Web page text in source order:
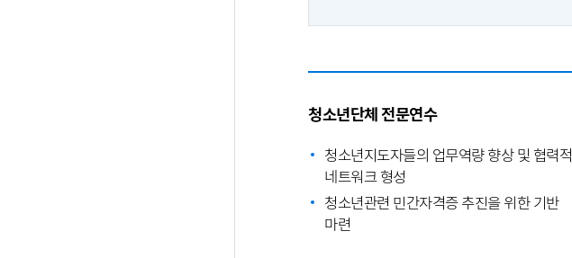
청소년단체 전문연수
청소년지도자들의 업무역량 향상 및 협력적
네트워크 형성
청소년관련 민간자격증 추진을 위한 기반
마련